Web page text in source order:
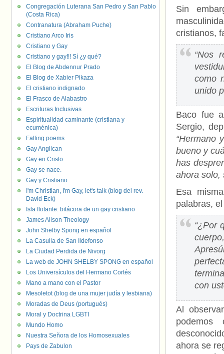
Sin
cristianos,
“Nos
como
unido
Baco fue
Sergio,
“Hermano
bueno y
has
ahora solo,
Esa
palabras,
“¿Por
con
Al
ahora se
Congregación Luterana San Pedro y San Pablo
(Costa Rica)
Contranatura (Abraham Puche)
Cristiano Arco Iris
Cristiano y Gay
Cristiano y gay!!! Sí ¿y qué?
El Blog de Abdennur Prado
El Blog de Xabier Pikaza
El cristiano indignado
El Frasco de Alabastro
Escrituras Inclusivas
Espiritualidad caminante (cristiana y
ecuménica)
Falling poems
Gay Anglican
Gay en Cristo
Gay se nace.
Gay y Cristiano
I'm Christian, I'm Gay, let's talk (blog del rev.
David Eck)
Isla flotante: bitácora de un gay cristiano
James Alison Theology
John Shelby Spong en español
La Casulla de San Ildefonso
La Ciudad Perdida de Nivorg
La web de JOHN SHELBY SPONG en español
Los Universículos del Hermano Cortés
Mano a mano con el Pastor
Mesoletot (blog de una mujer judía y lesbiana)
Moradas de Deus (portugués)
Moral y Doctrina LGBTI
Mundo Homo
Nuestra Señora de los Homosexuales
Pays de Zabulon